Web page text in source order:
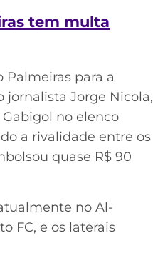
tem multa
Palmeiras para a
jornalista Jorge Nicola,
no elenco
a rivalidade entre os
quase R$ 90
no Al-
FC, e os laterais